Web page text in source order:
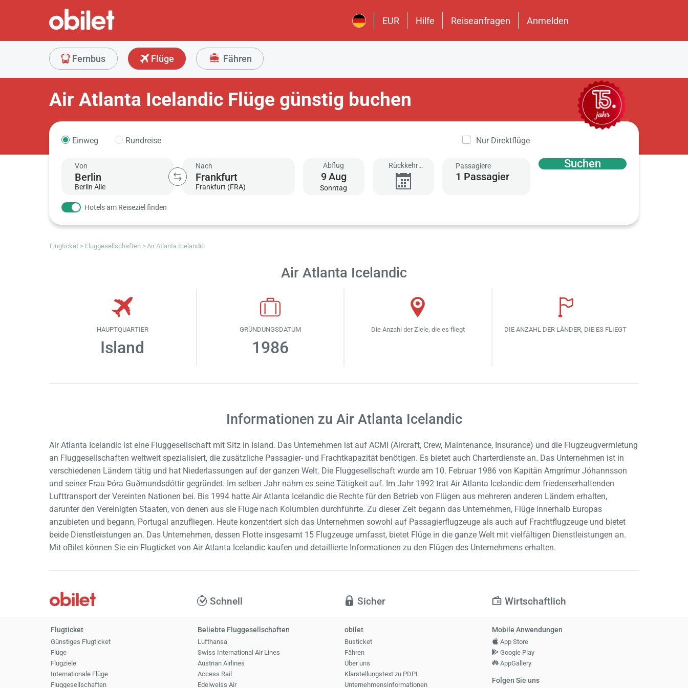
EUR Hilfe Reiseanfragen Anmelden
Fernbus Flüge Fähren
Air Atlanta Icelandic Flüge günstig buchen
Einweg Rundreise Nur Direktflüge
Von
Berlin Alle
Nach
Frankfurt (FRA)
Abflug
9Aug
Sonntag
Rückkehr
hinzufügen
Passagiere
1 Passagier
Suchen
Hotels am Reiseziel finden
Flugticket Fluggesellschaften Air Atlanta Icelandic
Air Atlanta Icelandic
HAUPTQUARTIER
Island
GRÜNDUNGSDATUM
1986
Die Anzahl der Ziele, die es fliegt DIE ANZAHL DER LÄNDER, DIE ES FLIEGT
Informationen zu Air Atlanta Icelandic
Air Atlanta Icelandic ist eine Fluggesellschaft mit Sitz in Island. Das Unternehmen ist auf ACMI (Aircraft, Crew, Maintenance, Insurance) und die Flugzeugvermietung
an Fluggesellschaften weltweit spezialisiert, die zusätzliche Passagier- und Frachtkapazität benötigen. Es bietet auch Charterdienste an. Das Unternehmen ist in
verschiedenen Ländern tätig und hat Niederlassungen auf der ganzen Welt. Die Fluggesellschaft wurde am 10. Februar 1986 von Kapitän Arngrímur Jóhannsson
und seiner Frau Þóra Guðmundsdóttir gegründet. Im selben Jahr nahm es seine Tätigkeit auf. Im Jahr 1992 trat Air Atlanta Icelandic dem friedenserhaltenden
Lufttransport der Vereinten Nationen bei. Bis 1994 hatte Air Atlanta Icelandic die Rechte für den Betrieb von Flügen aus mehreren anderen Ländern erhalten,
darunter den Vereinigten Staaten, von denen aus sie Flüge nach Kolumbien durchführte. Zu dieser Zeit begann das Unternehmen, Flüge innerhalb Europas
anzubieten und begann, Portugal anzufliegen. Heute konzentriert sich das Unternehmen sowohl auf Passagierflugzeuge als auch auf Frachtflugzeuge und bietet
beide Dienstleistungen an. Das Unternehmen, dessen Flotte insgesamt 15 Flugzeuge umfasst, bietet Flüge in die ganze Welt mit vielfältigen Dienstleistungen an.
Mit oBilet können Sie ein Flugticket von Air Atlanta Icelandic kaufen und detaillierte Informationen zu den Flügen des Unternehmens erhalten.
Schnell Sicher Wirtschaftlich
Flugticket
Günstiges Flugticket
Flüge
Flugziele
Internationale Flüge
Fluggesellschaften
Beliebte Fluggesellschaften
Lufthansa
Swiss International Air Lines
Austrian Airlines
Access Rail
Edelweiss Air
obilet
Busticket
Fähren
Über uns
Klarstellungstext zu PDPL
Unternehmensinformationen
Mobile Anwendungen
App Store
Google Play
AppGallery
Folgen Sie uns